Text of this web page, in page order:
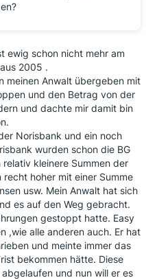
ewig schon nicht mehr am
2005 .
meinen Anwalt übergeben mit
und den Betrag von der
und dachte mir damit bin
Norisbank und ein noch
wurden schon die BG
kleinere Summen der
hoher mit einer Summe
usw. Mein Anwalt hat sich
es auf den Weg gebracht.
gestoppt hatte. Easy
,wie alle anderen auch. Er hat
und meinte immer das
bekommen hätte. Diese
und nun will er es